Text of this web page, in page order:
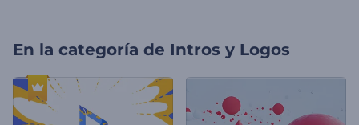
En la categoría de Intros y Logos